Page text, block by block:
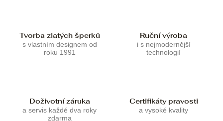
Tvorba zlatých šperků
s vlastním designem od
roku 1991
Ruční výroba
i s nejmodernější
technologií
Doživotní záruka
a servis každé dva roky
zdarma
Certifikáty pravosti
a vysoké kvality